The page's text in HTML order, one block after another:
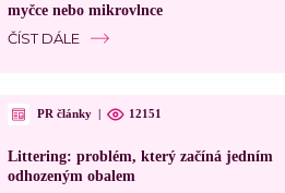
myčce nebo mikrovlnce
ČÍST DÁLE
PR články | 12151
Littering: problém, který začíná jedním
odhozeným obalem